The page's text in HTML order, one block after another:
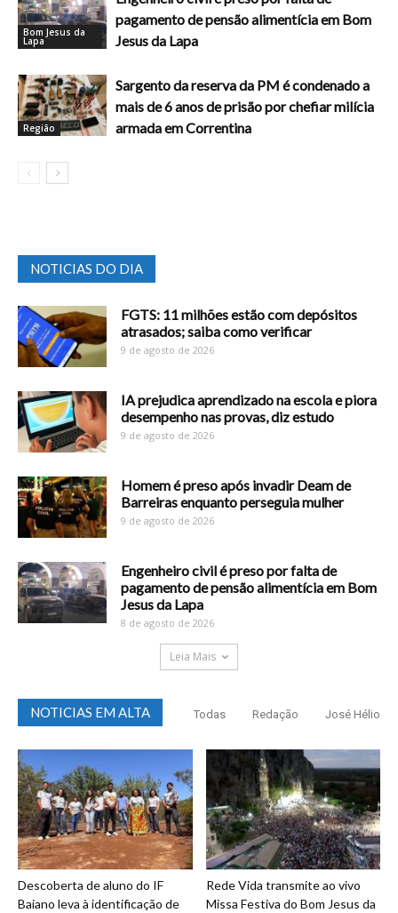
Bom Jesus da
Lapa
pagamento de pensão alimentícia em Bom
Jesus da Lapa
Região
Sargento da reserva da PM é condenado a
mais de 6 anos de prisão por chefiar milícia
armada em Correntina
NOTICIAS DO DIA
FGTS: 11 milhões estão com depósitos
atrasados; saiba como verificar
9 de agosto de 2026
IA prejudica aprendizado na escola e piora
desempenho nas provas, diz estudo
9 de agosto de 2026
Homem é preso após invadir Deam de
Barreiras enquanto perseguia mulher
9 de agosto de 2026
Engenheiro civil é preso por falta de
pagamento de pensão alimentícia em Bom
Jesus da Lapa
8 de agosto de 2026
Leia Mais
NOTICIAS EM ALTA Todas Redação José Hélio
Descoberta de aluno do IF
Baiano leva à identificação de
Rede Vida transmite ao vivo
Missa Festiva do Bom Jesus da